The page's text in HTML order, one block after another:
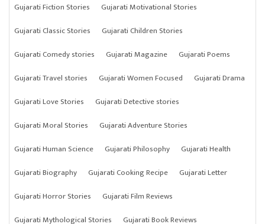
Gujarati Fiction Stories
Gujarati Motivational Stories
Gujarati Classic Stories
Gujarati Children Stories
Gujarati Comedy stories
Gujarati Magazine
Gujarati Poems
Gujarati Travel stories
Gujarati Women Focused
Gujarati Drama
Gujarati Love Stories
Gujarati Detective stories
Gujarati Moral Stories
Gujarati Adventure Stories
Gujarati Human Science
Gujarati Philosophy
Gujarati Health
Gujarati Biography
Gujarati Cooking Recipe
Gujarati Letter
Gujarati Horror Stories
Gujarati Film Reviews
Gujarati Mythological Stories
Gujarati Book Reviews